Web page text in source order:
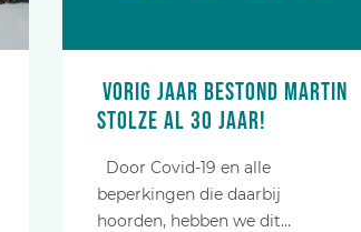
Vorig jaar bestond Martin
Stolze al 30 jaar!
Door Covid-19 en alle
beperkingen die daarbij
hoorden, hebben we dit…